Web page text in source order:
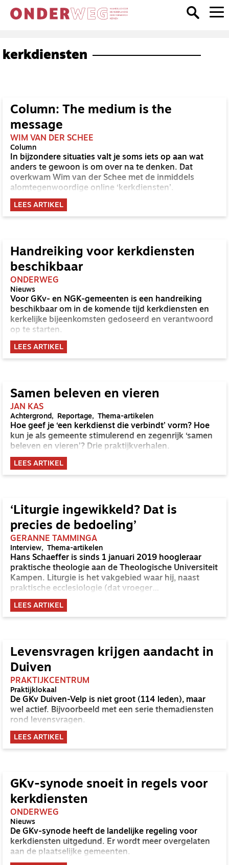
kerkdiensten
Column: The medium is the
message
WIM VAN DER SCHEE
Column
In bijzondere situaties valt je soms iets op aan wat
anders te gewoon is om over na te denken. Dat
overkwam Wim van der Schee met de inmiddels
alomtegenwoordige online ‘kerkdiensten’.
LEES ARTIKEL
Handreiking voor kerkdiensten
beschikbaar
ONDERWEG
Nieuws
Voor GKv- en NGK-gemeenten is een handreiking
beschikbaar om in de komende tijd kerkdiensten en
kerkelijke bijeenkomsten gedoseerd en verantwoord
op te starten.
LEES ARTIKEL
Samen beleven en vieren
JAN KAS
Achtergrond Reportage Thema-artikelen
Hoe geef je ‘een kerkdienst die verbindt’ vorm? Hoe
kun je als gemeente stimulerend en zegenrijk ‘samen
beleven en vieren’? Drie praktijkverhalen.
LEES ARTIKEL
‘Liturgie ingewikkeld? Dat is
precies de bedoeling’
GERANNE TAMMINGA
Interview Thema-artikelen
Hans Schaeffer is sinds 1 januari 2019 hoogleraar
praktische theologie aan de Theologische Universiteit
Kampen. Liturgie is het vakgebied waar hij, naast
praktische ecclesiologie (dat vroeger
gemeenteopbouw heette), mee aan de slag gaat. Een
logische combinatie volgens Schaeffer:
gemeenteleden worden gevormd in de liturgie en
LEES ARTIKEL
Levensvragen krijgen aandacht in
Duiven
PRAKTIJKCENTRUM
Praktijklokaal
De GKv Duiven-Velp is niet groot (114 leden), maar
wel actief. Bijvoorbeeld met een serie themadiensten
rond levensvragen.
LEES ARTIKEL
GKv-synode snoeit in regels voor
kerkdiensten
ONDERWEG
Nieuws
De GKv-synode heeft de landelijke regeling voor
kerkdiensten uitgedund. Er wordt meer overgelaten
aan de plaatselijke gemeenten.